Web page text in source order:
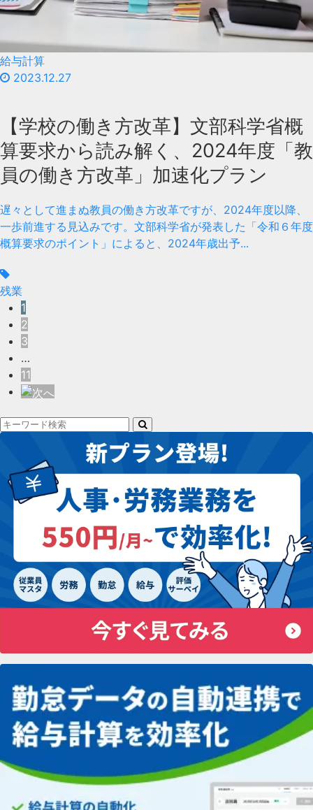
給与計算
2023.12.27
【学校の働き方改革】文部科学省概
算要求から読み解く、2024年度「教
員の働き方改革」加速化プラン
遅々として進まぬ教員の働き方改革ですが、2024年度以降、
一歩前進する見込みです。文部科学省が発表した「令和６年度
概算要求のポイント」によると、2024年歳出予...
残業
1
2
3
…
11
検